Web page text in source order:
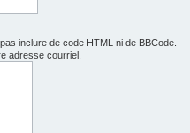
inclure de code HTML ni de BBCode.
adresse courriel.